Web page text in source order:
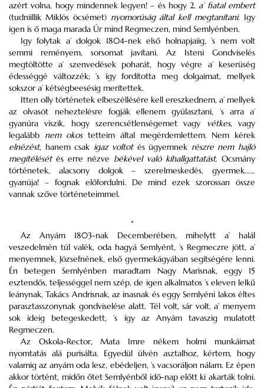
azért volna, hogy mindennek legyen! – és hogy 2. a’ fiatal embert
(tudniillik Miklós öcsémet) nyomorúság által kell megtanítani. Igy
igen is ő maga marada Úr mind Regmeczen, mind Semlyénben.
Igy folytak a’ dolgok 1804-nek első holnapjaiig, ’s nem volt
semmi reményem, sorsomat javítani. Az Isteni Gondviselés
megtöltötte a’ szenvedések poharát, hogy végre a’ keserüség
édességgé változzék; ’s így fordította meg dolgaimat, mellyek
sokszor a’ kétségbeesésig merítettek.
Itten olly történetek elbeszéllésére kell ereszkednem, a’ mellyek
az olvasót neheztelésre fogják ellenem gyúlasztani, ’s arra a’
gyanúra viszik, hogy szerencsétlenségemet vagy vétkes, vagy
legalább nem okostetteim által megérdemlettem. Nem kérek
elnézést, hanem csak igaz voltotés ügyemnek részre nem hajló
megítélésétés erre nézve békével való kihallgattatást. Ocsmány
történetek, alacsony dolgok – szerelmeskedés, gyermek……
gyanúja! – fognak előfordulni. De mind ezek szorossan össze
vannak szőve történeteimmel.
*
Az Anyám 1803-nak Decemberében, mihelytt a’ halál
veszedelmén túl valék, oda hagyá Semlyént, ’s Regmeczre jött, a’
menyemnek, Józsefnének, első gyermekágyában segítségére lenni.
Én betegen Semlyénben maradtam Nagy Marisnak, eggy 15
esztendős, teljességgel nem szép, de igen alkalmatos ’s eleven lelkű
leánynak, Takács Andrisnak, az inasnak és eggy Semlyéni lakos éltes
parasztasszonynak gondviselése alatt. Tél volt, sár volt, a’ menyem
sok ideig betegeskedett, ’s így az Anyám tavaszig mulatott
Regmeczen.
Az Oskola-Rector, Mata Imre nékem holmi munkáimat
nyomtatás alá purisálta. Egyedül ülvén asztalhoz, kértem, hogy
valamig az anyám oda lesz, ebédeljen, ’s vacsoráljon nálam. Ez épen
akkor történt, midőn őtet Semlyénből idő-nap előtt ki akarták tolni.